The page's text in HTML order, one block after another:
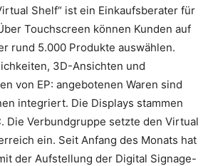
Shelf“ ist ein Einkaufsberater für
Touchscreen können Kunden auf
rund 5.000 Produkte auswählen.
3D-Ansichten und
von EP: angebotenen Waren sind
integriert. Die Displays stammen
Die Verbundgruppe setzte den Virtual
ein. Seit Anfang des Monats hat
der Aufstellung der Digital Signage-